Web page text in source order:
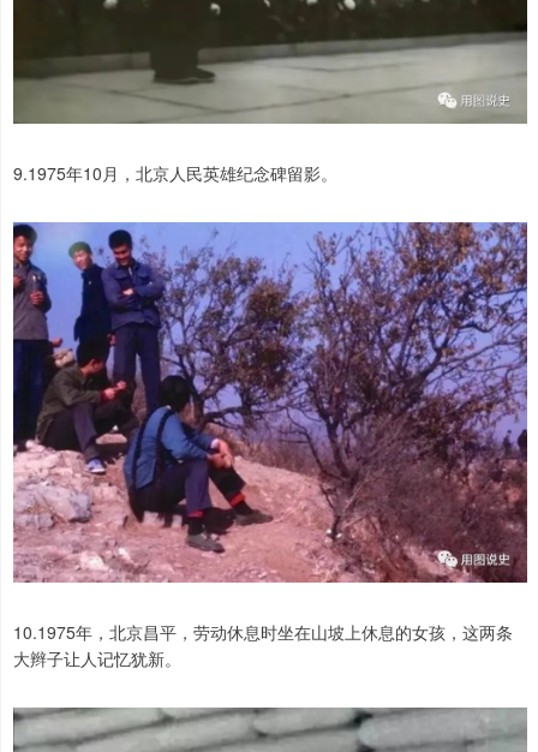
9.1975年10月，北京人民英雄纪念碑留影。
10.1975年，北京昌平，劳动休息时坐在山坡上休息的女孩，这两条
大辫子让人记忆犹新。